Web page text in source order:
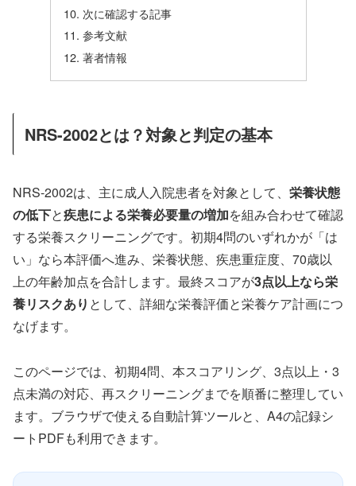
次に確認する記事
参考文献
著者情報
NRS-2002とは？対象と判定の基本
NRS-2002は、主に成人入院患者を対象として、 栄養状態
の低下と疾患による栄養必要量の増加を組み合わせて確認
する栄養スクリーニングです。初期4問のいずれかが「は
い」なら本評価へ進み、栄養状態、疾患重症度、70歳以
上の年齢加点を合計します。最終スコアが3点以上なら栄
養リスクあり として、詳細な栄養評価と栄養ケア計画につ
なげます。
このページでは、初期4問、本スコアリング、3点以上・3
点未満の対応、再スクリーニングまでを順番に整理してい
ます。ブラウザで使える自動計算ツールと、A4の記録シ
ートPDFも利用できます。